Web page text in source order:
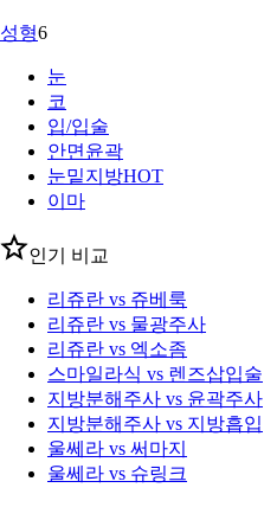
성형6
눈
코
입/입술
안면윤곽
눈밑지방HOT
이마
인기 비교
리쥬란 vs 쥬베룩
리쥬란 vs 물광주사
리쥬란 vs 엑소좀
스마일라식 vs 렌즈삽입술
지방분해주사 vs 윤곽주사
지방분해주사 vs 지방흡입
울쎄라 vs 써마지
울쎄라 vs 슈링크